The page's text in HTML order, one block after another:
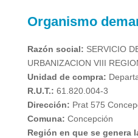
Organismo
Razón social: SERVICIO
URBANIZACION VIII
Unidad de compra:
R.U.T.: 61.820.004-3
Dirección: Prat 575
Comuna: Concepción
Región en que se genera